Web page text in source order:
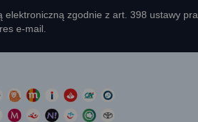
zgodnie z art. 398 ustawy
e-mail.